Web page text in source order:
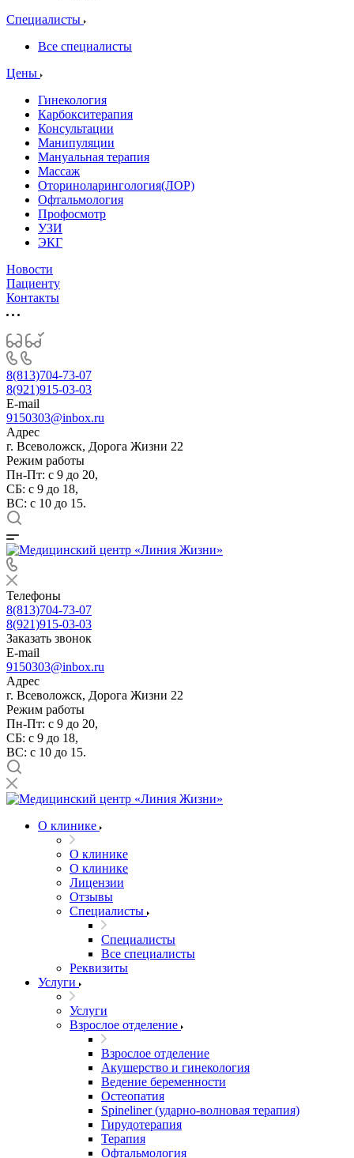
Специалисты
Все специалисты
Цены
Гинекология
Карбокситерапия
Консультации
Манипуляции
Мануальная терапия
Массаж
Оториноларингология(ЛОР)
Офтальмология
Профосмотр
УЗИ
ЭКГ
Новости
Пациенту
Контакты
8(813)704-73-07
8(921)915-03-03
E-mail
9150303@inbox.ru
Адрес
г. Всеволожск, Дорога Жизни 22
Режим работы
Пн-Пт: с 9 до 20,
СБ: с 9 до 18,
ВС: с 10 до 15.
Телефоны
8(813)704-73-07
8(921)915-03-03
Заказать звонок
E-mail
9150303@inbox.ru
Адрес
г. Всеволожск, Дорога Жизни 22
Режим работы
Пн-Пт: с 9 до 20,
СБ: с 9 до 18,
ВС: с 10 до 15.
О клинике
О клинике
О клинике
Лицензии
Отзывы
Специалисты
Специалисты
Все специалисты
Реквизиты
Услуги
Услуги
Взрослое отделение
Взрослое отделение
Акушерство и гинекология
Ведение беременности
Остеопатия
Spineliner (ударно-волновая терапия)
Гирудотерапия
Терапия
Офтальмология